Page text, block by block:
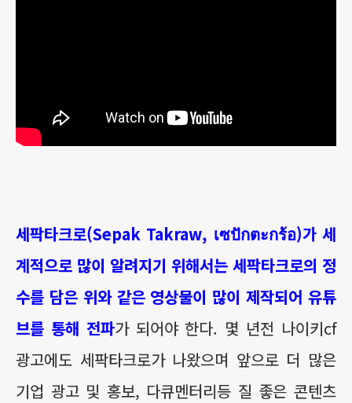
세팍타크로(Sepak Takraw, เซปักตะกร้อ)가 세
계적으로 많이 알려지기 위해서는 세팍타크로의 정
수를 담은 위와 같은 영상물이 많이 제작되어 유튜
브를 통해 전파가 되어야 한다. 몇 년전 나이키cf
광고에도 세팍타크로가 나왔으며 앞으로 더 많은
기업 광고 및 홍보, 다큐멘터리등 질 좋은 콘텐츠